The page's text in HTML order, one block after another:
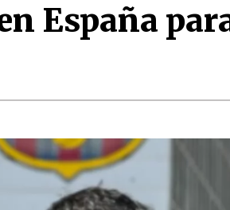
España